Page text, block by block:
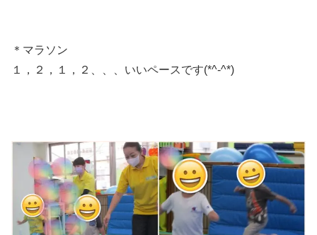
＊マラソン
１，２，１，２、、、いいペースです(*^-^*)